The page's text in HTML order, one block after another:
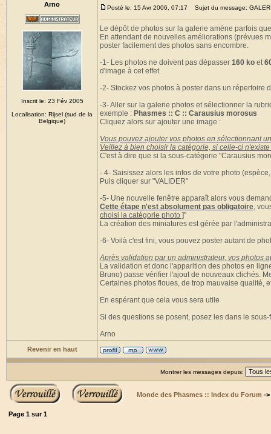
Arno
Inscrit le: 23 Fév 2005
Localisation: Rijsel (sud de la
Belgique)
Posté le: 15 Avr 2006, 07:17 Sujet du message:
Le dépôt de photos sur la galerie amène parfois
En attendant de nouvelles améliorations (prévues
poster facilement des photos sans encombre.
-1- Les photos ne doivent pas dépasser 160 ko et
d'image à cet effet.
-2- Stockez vos photos à poster dans un répertoire
-3- Aller sur la galerie photos et sélectionner la
exemple : Phasmes :: C :: Carausius morosus
Cliquez alors sur ajouter une image :
Vous pouvez ajouter vos photos en sélectionnant
Veillez à bien choisir la catégorie, si celle-ci
C'est à dire que si la sous-catégorie "Carausius
- 4- Saisissez alors les infos de votre photo
Puis cliquer sur "VALIDER"
-5- Une nouvelle fenêtre apparaît alors vous
Cette étape n'est absolument pas obligatoire,
choisi la catégorie photo ]"
La création des miniatures est gérée par
-6- Voilà c'est fini, vous pouvez poster autant de
Après validation par un administrateur, vos photos
La validation et donc l'apparition des photos en
Bruno) passe vérifier l'ajout de nouveaux clichés.
Certaines photos floues, de trop mauvaise qualité,
En espérant que cela vous sera utile
Si des questions se posent, posez les dans le sous-
Arno
Revenir en haut
Montrer les messages depuis:
Monde des Phasmes :: Index du Forum ->
Page 1 sur1